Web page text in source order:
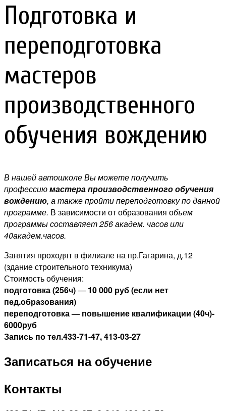
Подготовка и
переподготовка
мастеров
производственного
обучения вождению
В нашей автошколе Вы можете получить
профессиюмастера производственного обучения
вождению, а также пройти переподготовку по данной
программе. В зависимости от образования объем
программы составляет 256 академ. часов или
40академ.часов.
Занятия проходят в филиале на пр.Гагарина, д.12
(здание строительного техникума)
Стоимость обучения:
подготовка (256ч)— 10 000 руб (если нет
пед.образования)
переподготовка — повышение квалификации (40ч)-
6000руб
Запись по тел.433-71-47, 413-03-27
Записаться на обучение
Контакты